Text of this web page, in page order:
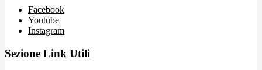
Facebook
Youtube
Instagram
Sezione Link Utili